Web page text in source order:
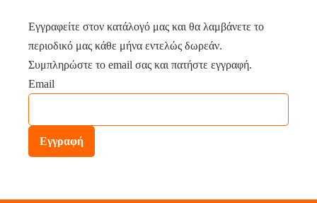
Εγγραφείτε στον κατάλογό μας και θα λαμβάνετε το
περιοδικό μας κάθε μήνα εντελώς δωρεάν.
Συμπληρώστε το email σας και πατήστε εγγραφή.
Email